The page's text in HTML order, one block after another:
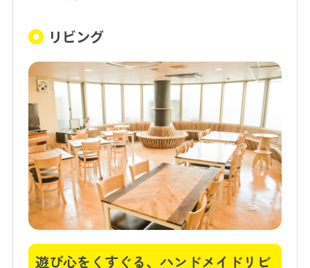
リビング
遊び心をくすぐる、ハンドメイドリビ